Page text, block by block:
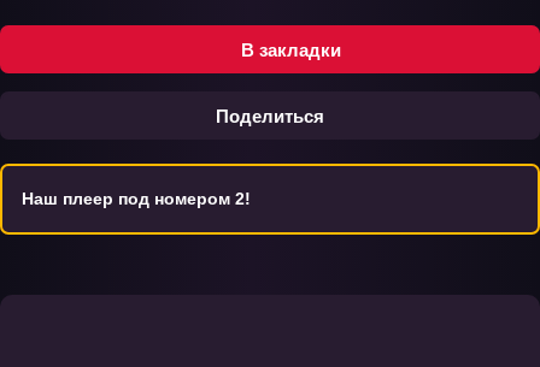
В закладки
Поделиться
Наш плеер под номером 2!